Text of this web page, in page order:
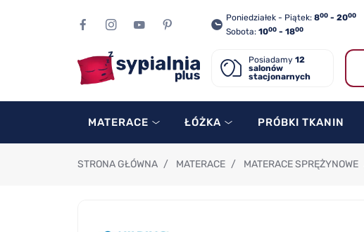
Poniedziałek - Piątek: 800 - 2000
Sobota: 1000 - 1800
Posiadamy 12
salonów
stacjonarnych
MATERACE ŁÓŻKA PRÓBKI TKANIN
STRONA GŁÓWNA / MATERACE / MATERACE SPRĘŻYNOWE